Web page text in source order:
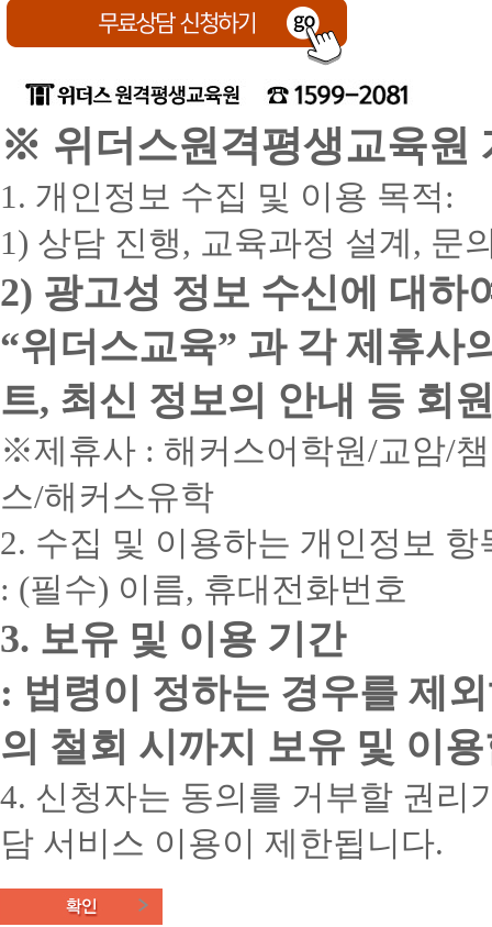
※ 위더스원격평생교육원
1. 개인정보 수집 및 이용 목적:
1) 상담 진행, 교육과정 설계, 문
2) 광고성 정보 수신에 대하
“위더스교육” 과 각 제휴사
트, 최신 정보의 안내 등 회
※제휴사 : 해커스어학원/교암/
스/해커스유학
2. 수집 및 이용하는 개인정보 항
: (필수) 이름, 휴대전화번호
3. 보유 및 이용 기간
: 법령이 정하는 경우를 제
의 철회 시까지 보유 및 이
4. 신청자는 동의를 거부할 권리
담 서비스 이용이 제한됩니다.